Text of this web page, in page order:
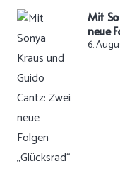
Mit
neue
6.